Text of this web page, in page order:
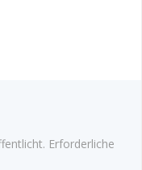
Erforderliche